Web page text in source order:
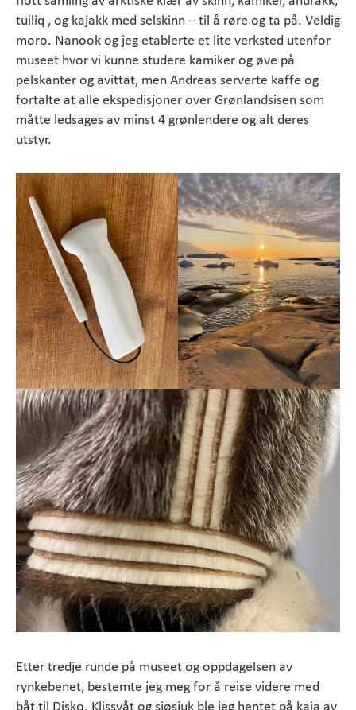
tuiliq , og kajakk med selskinn – til å røre og ta på. Veldig
moro. Nanook og jeg etablerte et lite verksted utenfor
museet hvor vi kunne studere kamiker og øve på
pelskanter og avittat, men Andreas serverte kaffe og
fortalte at alle ekspedisjoner over Grønlandsisen som
måtte ledsages av minst 4 grønlendere og alt deres
utstyr.
Etter tredje runde på museet og oppdagelsen av
rynkebenet, bestemte jeg meg for å reise videre med
båt til Disko. Klissvåt og sjøsjuk ble jeg hentet på kaia av